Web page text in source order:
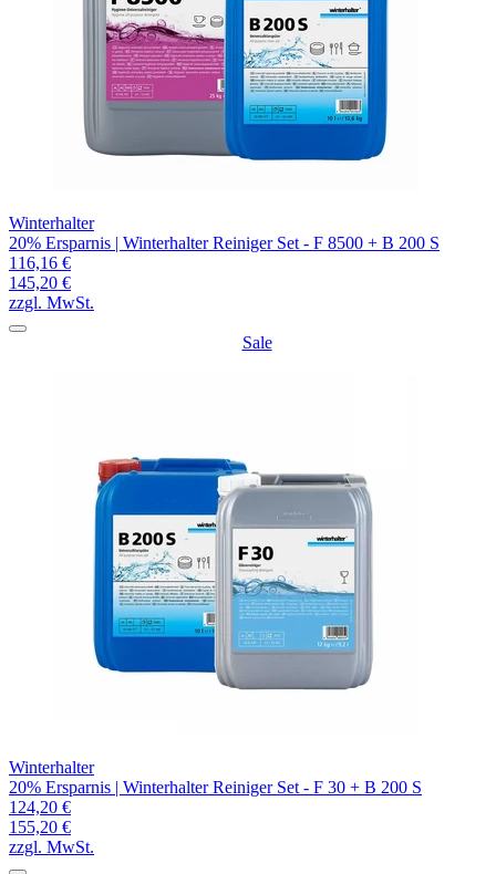
Winterhalter
20% Ersparnis | Winterhalter Reiniger Set - F 8500 + B 200 S
116,16 €
145,20 €
zzgl. MwSt.
Sale
Winterhalter
20% Ersparnis | Winterhalter Reiniger Set - F 30 + B 200 S
124,20 €
155,20 €
zzgl. MwSt.